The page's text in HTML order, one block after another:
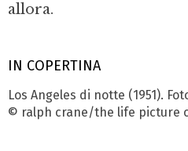
IN COPERTINA
Los Angeles di notte (1951).
© ralph crane/the life picture
allora.